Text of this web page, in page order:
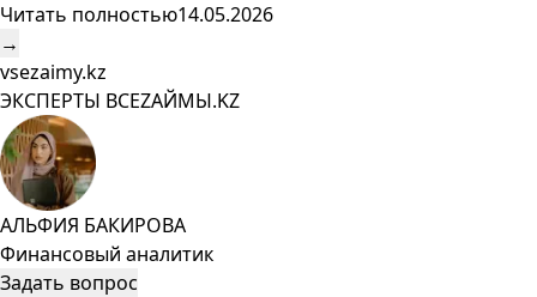
Читать полностью14.05.2026
→
vsezaimy.kz
ЭКСПЕРТЫ ВСЕZAЙМЫ.KZ
АЛЬФИЯ БАКИРОВА
Финансовый аналитик
Задать вопрос